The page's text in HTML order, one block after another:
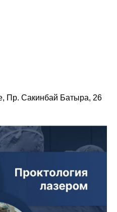
Пр. Сакинбай Батыра, 26